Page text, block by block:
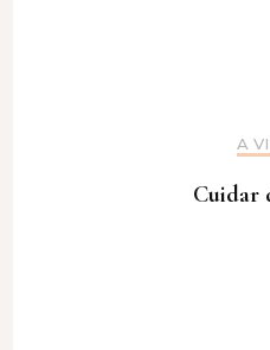
A
Cuidar